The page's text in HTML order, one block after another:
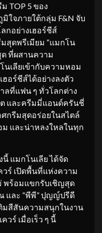
TOP 5 ของ
ใจภายใต้กลุ่ม F&N จับ
กอย่างเฮอร์ชีส์
มสุดพรีเมียม “แมกโน
ด ที่ผสานความ
เลียเข้ากับความหอม
อร์ชีส์ได้อย่างลงตัว
ลที่แฟน ๆ ทั่วโลกต่าง
และครีมมี่แอนด์ครันชี่
กรีมสุดอร่อยในสไตล์
และน่าหลงใหลในทุก
นี้ แมกโนเลีย ได้จัด
วร์ เปิดพื้นที่แห่งความ
พร้อมแขกรับเชิญสุด
และ “พีพี” ปุญญ์ปรีดี
มสีสันความสนุกในงาน
วร์ เมื่อเร็ว ๆ นี้